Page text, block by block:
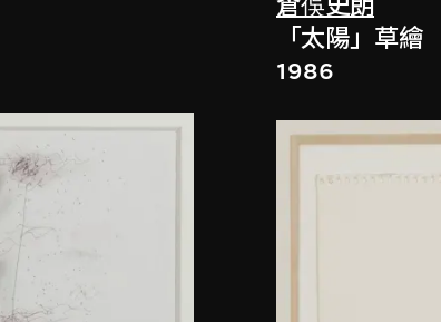
倉俁史朗
「太陽」草繪
1986